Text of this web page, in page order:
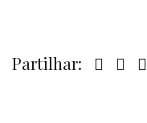
Partilhar: